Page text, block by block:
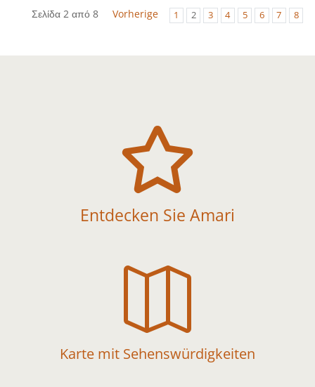
Σελίδα 2 από 8 Vorherige 1 2 3 4 5 6 7 8

Entdecken Sie Amari

Karte mit Sehenswürdigkeiten